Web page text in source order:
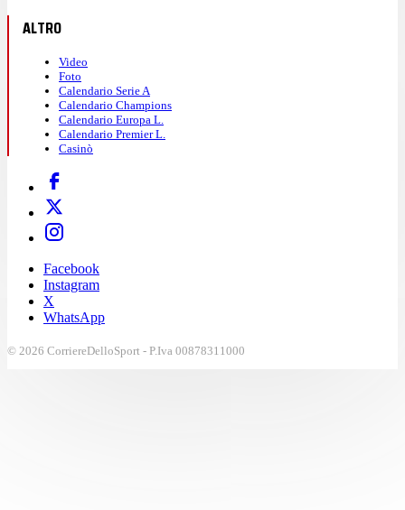
ALTRO
Video
Foto
Calendario Serie A
Calendario Champions
Calendario Europa L.
Calendario Premier L.
Casinò
Facebook
Instagram
X
WhatsApp
© 2026 CorriereDelloSport - P.Iva 00878311000